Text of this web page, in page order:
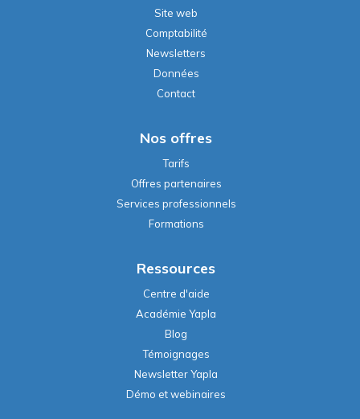
Site web
Comptabilité
Newsletters
Données
Contact
Nos offres
Tarifs
Offres partenaires
Services professionnels
Formations
Ressources
Centre d'aide
Académie Yapla
Blog
Témoignages
Newsletter Yapla
Démo et webinaires